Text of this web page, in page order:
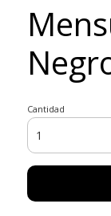
Cantidad